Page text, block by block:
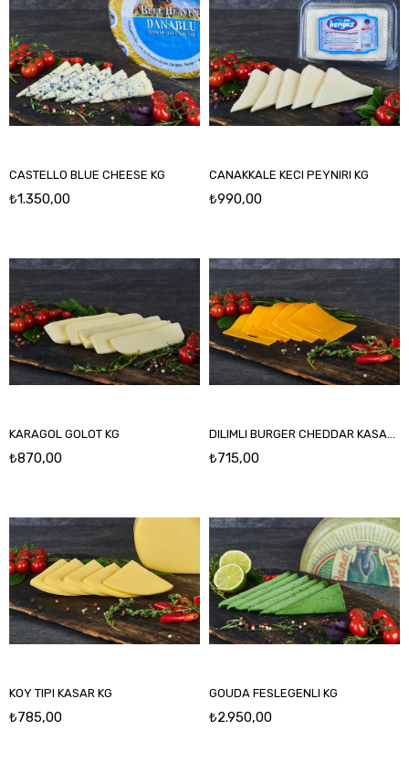
CASTELLO BLUE CHEESE KG
₺1.350,00
CANAKKALE KECI PEYNIRI KG
₺990,00
KARAGOL GOLOT KG
₺870,00
DILIMLI BURGER CHEDDAR KASAR KG
₺715,00
KOY TIPI KASAR KG
₺785,00
GOUDA FESLEGENLI KG
₺2.950,00